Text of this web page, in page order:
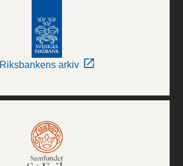
Riksbankens arkiv